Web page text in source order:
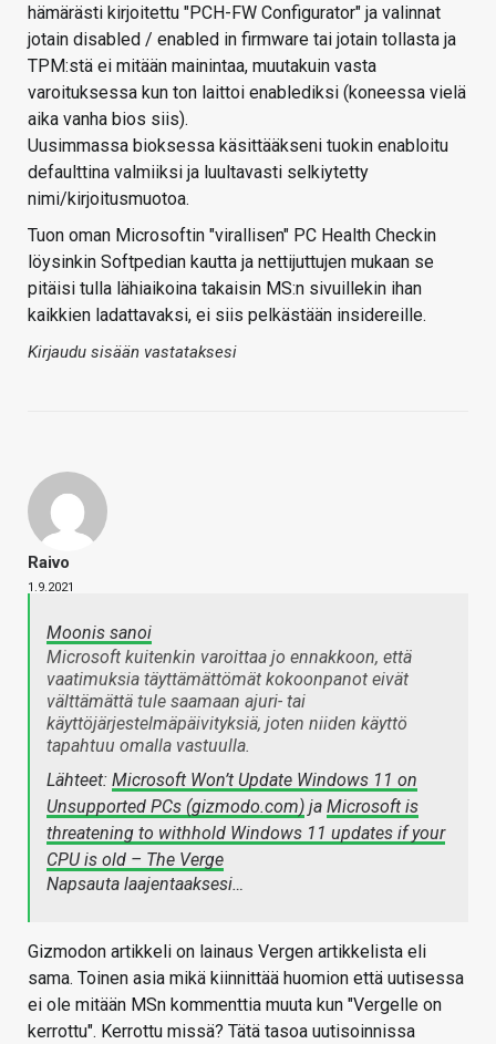
hämärästi kirjoitettu "PCH-FW Configurator" ja valinnat
jotain disabled / enabled in firmware tai jotain tollasta ja
TPM:stä ei mitään mainintaa, muutakuin vasta
varoituksessa kun ton laittoi enablediksi (koneessa vielä
aika vanha bios siis).
Uusimmassa bioksessa käsittääkseni tuokin enabloitu
defaulttina valmiiksi ja luultavasti selkiytetty
nimi/kirjoitusmuotoa.
Tuon oman Microsoftin "virallisen" PC Health Checkin
löysinkin Softpedian kautta ja nettijuttujen mukaan se
pitäisi tulla lähiaikoina takaisin MS:n sivuillekin ihan
kaikkien ladattavaksi, ei siis pelkästään insidereille.
Kirjaudu sisään vastataksesi
Raivo
1.9.2021
Moonis sanoi
Microsoft kuitenkin varoittaa jo ennakkoon, että
vaatimuksia täyttämättömät kokoonpanot eivät
välttämättä tule saamaan ajuri- tai
käyttöjärjestelmäpäivityksiä, joten niiden käyttö
tapahtuu omalla vastuulla.
Lähteet: Microsoft Won’t Update Windows 11 on
Unsupported PCs (gizmodo.com) ja Microsoft is
threatening to withhold Windows 11 updates if your
CPU is old – The Verge
Napsauta laajentaaksesi…
Gizmodon artikkeli on lainaus Vergen artikkelista eli
sama. Toinen asia mikä kiinnittää huomion että uutisessa
ei ole mitään MSn kommenttia muuta kun "Vergelle on
kerrottu". Kerrottu missä? Tätä tasoa uutisoinnissa